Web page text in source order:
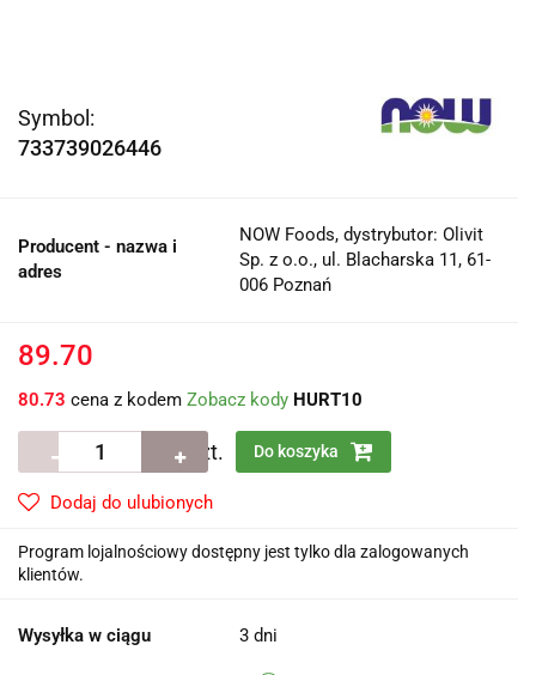
Symbol:
733739026446
Producent - nazwa i
adres
NOW Foods, dystrybutor: Olivit
Sp. z o.o., ul. Blacharska 11, 61-
006 Poznań
89.70
80.73 cena z kodem Zobacz kody HURT10
szt. Do koszyka
Dodaj do ulubionych
Program lojalnościowy dostępny jest tylko dla zalogowanych
klientów.
Wysyłka w ciągu 3 dni